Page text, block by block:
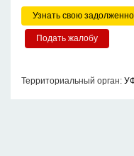
Узнать свою
Территориальный орган: